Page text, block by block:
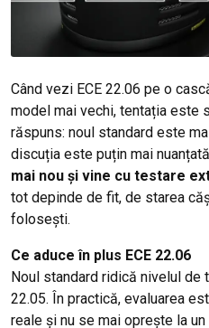
Când vezi ECE 22.06 pe o
model mai vechi, tentația este
răspuns: noul standard este
discuția este puțin mai
mai nou și vine cu testare
tot depinde de fit, de starea
folosești.
Ce aduce în plus ECE 22.06
Noul standard ridică nivelul de
22.05. În practică, evaluarea
reale și nu se mai oprește la